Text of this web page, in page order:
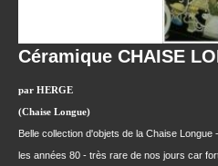
Céramique CHAISE
par HERGE
(Chaise Longue)
Belle collection d'objets de la Chaise
les années 80 - très rare de nos jours car